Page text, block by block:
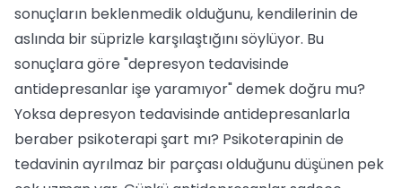
sonuçların beklenmedik olduğu­nu, kendilerinin de
aslında bir süprizle karşılaştığı­nı söylüyor. Bu
sonuçlara göre "depresyon tedavisin­de
antidepresanlar işe yaramıyor" demek doğru mu?
Yoksa depresyon tedavisinde antidepresanlarla
bera­ber psikoterapi şart mı? Psikoterapinin de
tedavinin ayrılmaz bir parçası olduğunu düşünen pek